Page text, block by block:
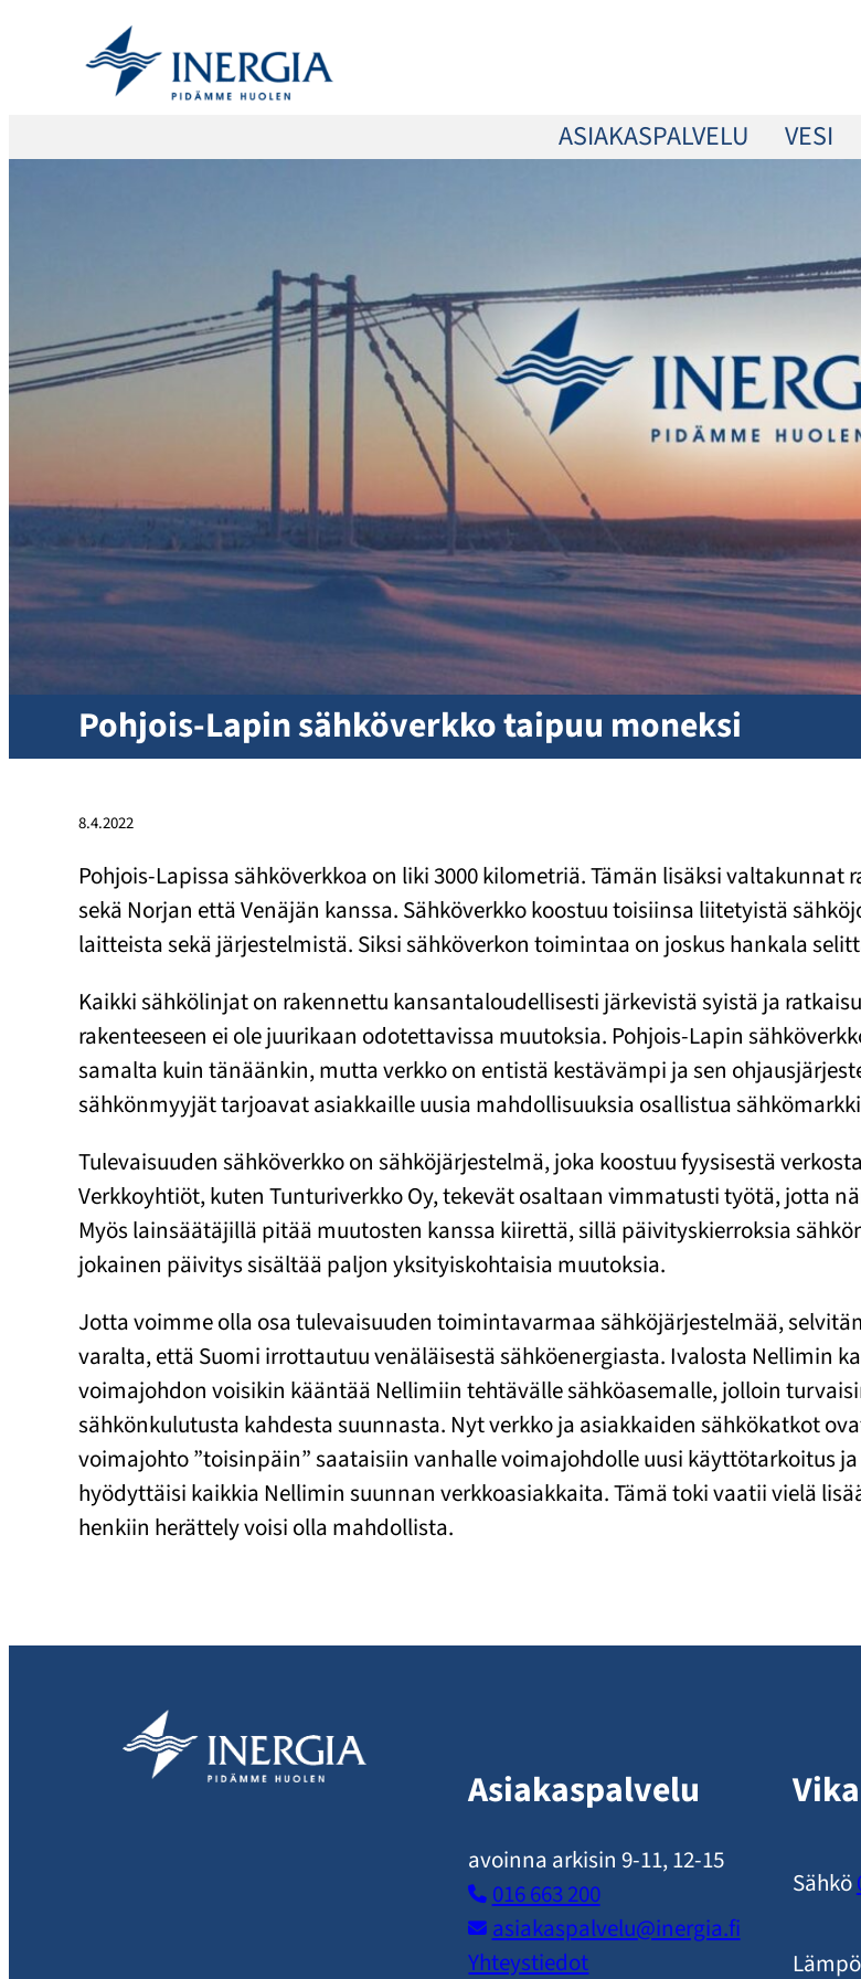
sisältöön
ASIAKASPALVELU VESI
Pohjois-Lapin sähköverkko taipuu moneksi
8.4.2022
Pohjois-Lapissa sähköverkkoa on liki 3000 kilometriä. Tämän lisäksi
sekä Norjan että Venäjän kanssa. Sähköverkko koostuu toisiinsa liitetyistä
laitteista sekä järjestelmistä. Siksi sähköverkon toimintaa on joskus hankala
Kaikki sähkölinjat on rakennettu kansantaloudellisesti järkevistä syistä ja
rakenteeseen ei ole juurikaan odotettavissa muutoksia. Pohjois-Lapin
samalta kuin tänäänkin, mutta verkko on entistä kestävämpi ja sen
sähkönmyyjät tarjoavat asiakkaille uusia mahdollisuuksia osallistua
Tulevaisuuden sähköverkko on sähköjärjestelmä, joka koostuu fyysisestä
Verkkoyhtiöt, kuten Tunturiverkko Oy, tekevät osaltaan vimmatusti työtä, jotta
Myös lainsäätäjillä pitää muutosten kanssa kiirettä, sillä päivityskierroksia
jokainen päivitys sisältää paljon yksityiskohtaisia muutoksia.
Jotta voimme olla osa tulevaisuuden toimintavarmaa sähköjärjestelmää,
varalta, että Suomi irrottautuu venäläisestä sähköenergiasta. Ivalosta Nellimin
voimajohdon voisikin kääntää Nellimiin tehtävälle sähköasemalle, jolloin
sähkönkulutusta kahdesta suunnasta. Nyt verkko ja asiakkaiden sähkökatkot
voimajohto ”toisinpäin” saataisiin vanhalle voimajohdolle uusi käyttötarkoitus
hyödyttäisi kaikkia Nellimin suunnan verkkoasiakkaita. Tämä toki vaatii vielä
henkiin herättely voisi olla mahdollista.
Asiakaspalvelu
avoinna arkisin 9-11, 12-15
016 663 200
asiakaspalvelu​@inergia.fi
Yhteystiedot
Sähkö
Lämpö